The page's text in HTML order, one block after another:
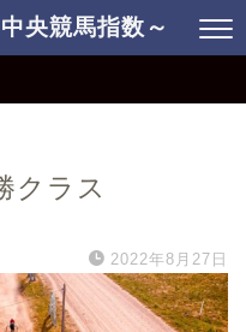
央競馬指数～
クラス
2022年8月27日